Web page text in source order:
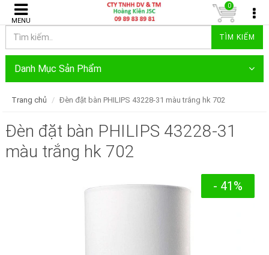
MENU
TÌM KIẾM
0
Danh Mục Sản Phẩm
Trang chủ Đèn đặt bàn PHILIPS 43228-31 màu trắng hk 702
Đèn đặt bàn PHILIPS 43228-31
màu trắng hk 702
- 41%